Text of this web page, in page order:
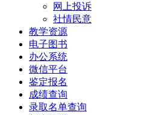
网上投诉
社情民意
教学资源
电子图书
办公系统
微信平台
鉴定报名
成绩查询
录取名单查询